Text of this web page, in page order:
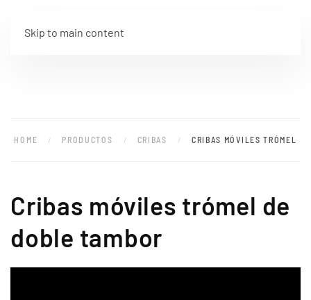
Skip to main content
HOME PRODUCTOS CRIBAS CRIBAS MÓVILES TRÓMEL
Cribas móviles trómel de
doble tambor